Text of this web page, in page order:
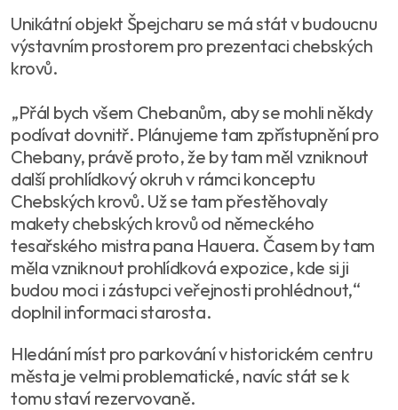
Unikátní objekt Špejcharu se má stát v budoucnu
výstavním prostorem pro prezentaci chebských
krovů.
„Přál bych všem Chebanům, aby se mohli někdy
podívat dovnitř. Plánujeme tam zpřístupnění pro
Chebany, právě proto, že by tam měl vzniknout
další prohlídkový okruh v rámci konceptu
Chebských krovů. Už se tam přestěhovaly
makety chebských krovů od německého
tesařského mistra pana Hauera. Časem by tam
měla vzniknout prohlídková expozice, kde si ji
budou moci i zástupci veřejnosti prohlédnout,“
doplnil informaci starosta.
Hledání míst pro parkování v historickém centru
města je velmi problematické, navíc stát se k
tomu staví rezervovaně.